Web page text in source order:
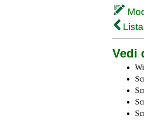
Vedi